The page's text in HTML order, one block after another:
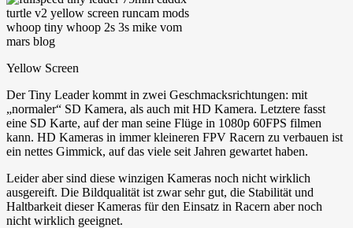
Yellow Screen
Der Tiny Leader kommt in zwei Geschmacksrichtungen: mit
„normaler“ SD Kamera, als auch mit HD Kamera. Letztere fasst
eine SD Karte, auf der man seine Flüge in 1080p 60FPS filmen
kann. HD Kameras in immer kleineren FPV Racern zu verbauen ist
ein nettes Gimmick, auf das viele seit Jahren gewartet haben.
Leider aber sind diese winzigen Kameras noch nicht wirklich
ausgereift. Die Bildqualität ist zwar sehr gut, die Stabilität und
Haltbarkeit dieser Kameras für den Einsatz in Racern aber noch
nicht wirklich geeignet.